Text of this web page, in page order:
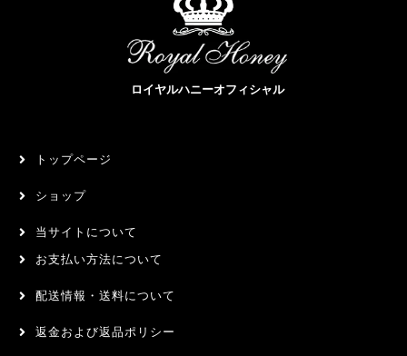
ロイヤルハニーオフィシャル
トップページ
ショップ
当サイトについて
お支払い方法について
配送情報・送料について
返金および返品ポリシー